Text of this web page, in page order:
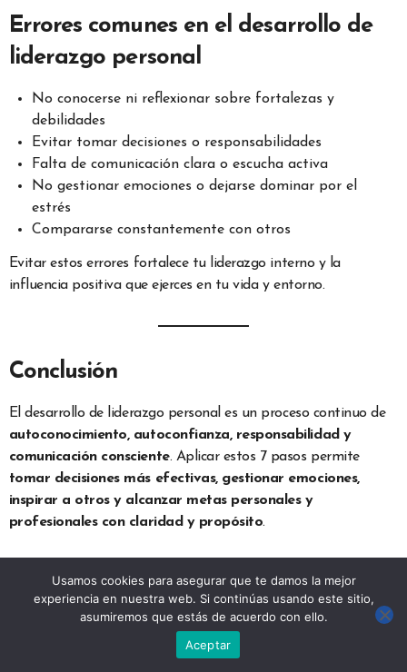
Errores comunes en el desarrollo de
liderazgo personal
No conocerse ni reflexionar sobre fortalezas y
debilidades
Evitar tomar decisiones o responsabilidades
Falta de comunicación clara o escucha activa
No gestionar emociones o dejarse dominar por el
estrés
Compararse constantemente con otros
Evitar estos errores fortalece tu liderazgo interno y la
influencia positiva que ejerces en tu vida y entorno.
Conclusión
El desarrollo de liderazgo personal es un proceso continuo de
autoconocimiento, autoconfianza, responsabilidad y
comunicación consciente. Aplicar estos 7 pasos permite
tomar decisiones más efectivas, gestionar emociones,
inspirar a otros y alcanzar metas personales y
profesionales con claridad y propósito.
Recuerda:
ser un líder personal significa liderarte a ti mismo
primero; de ahí nace la capacidad de impactar
positivamente a otros.
Usamos cookies para asegurar que te damos la mejor
experiencia en nuestra web. Si continúas usando este sitio,
asumiremos que estás de acuerdo con ello.
Aceptar